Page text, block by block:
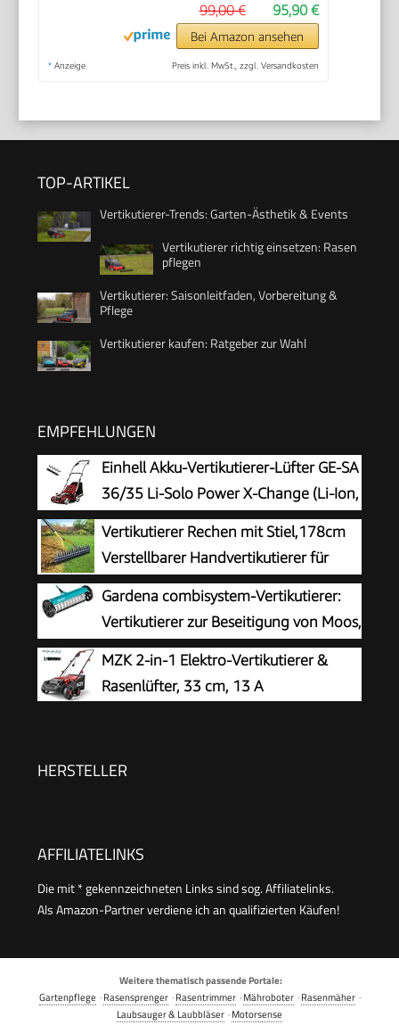
95,90 €
99,00 €
Bei Amazon ansehen
* Anzeige Preis inkl. MwSt., zzgl. Versandkosten
TOP-ARTIKEL
Vertikutierer-Trends: Garten-Ästhetik & Events
Vertikutierer richtig einsetzen: Rasen
pflegen
Vertikutierer: Saisonleitfaden, Vorbereitung &
Pflege
Vertikutierer kaufen: Ratgeber zur Wahl
EMPFEHLUNGEN
Einhell Akku-Vertikutierer-Lüfter GE-SA
36/35 Li-Solo Power X-Change (Li-Ion,
36 V, bürstenloser Motor, 35cm
Messerwalze, 28L Fangsack, einstellbare
Arbeitstiefe, ohne Akku & Ladegerät)
Vertikutierer Rechen mit Stiel,178cm
Verstellbarer Handvertikutierer für
Rasenpflege, Boden Lockern im Garten
und Hof, 38cm breiter Schneidrechen zur
Entfernung von Rasenfilz, Moos und Totem Gras
Gardena combisystem-Vertikutierer:
Vertikutierer zur Beseitigung von Moos,
Unkraut und Rasenfilz, 32 cm Arbeitsbreite, mit
robusten Rädern und Hubachse zum leichteren
Arbeiten (3395-88)
MZK 2-in-1 Elektro-Vertikutierer &
Rasenlüfter, 33 cm, 13 A
HERSTELLER
AFFILIATELINKS
Die mit * gekennzeichneten Links sind sog. Affiliatelinks.
Als Amazon-Partner verdiene ich an qualifizierten Käufen!
Weitere thematisch passende Portale:
Gartenpflege ·Rasensprenger·Rasentrimmer·Mähroboter·Rasenmäher·
Laubsauger & Laubbläser ·Motorsense